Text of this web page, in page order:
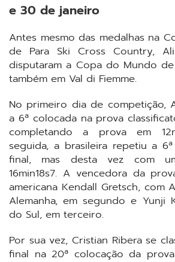
e 30 de janeiro
Antes mesmo das medalhas na
de Para Ski Cross Country,
disputaram a Copa do Mundo
também em Val di Fiemme.
No primeiro dia de competição,
a 6ª colocada na prova
completando a prova em
seguida, a brasileira repetiu a
final, mas desta vez com
16min18s7. A vencedora da
americana Kendall Gretsch, com
Alemanha, em segundo e Yunji
do Sul, em terceiro.
Por sua vez, Cristian Ribera se
final na 20ª colocação da